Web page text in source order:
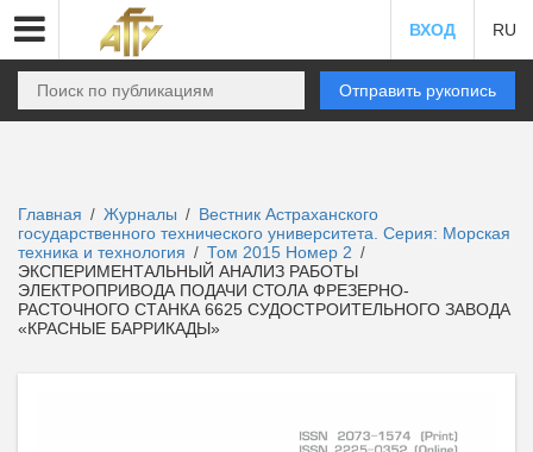
ВХОД RU
Отправить рукопись
Главная / Журналы / Вестник Астраханского
государственного технического университета. Серия: Морская
техника и технология / Том 2015 Номер 2 /
ЭКСПЕРИМЕНТАЛЬНЫЙ АНАЛИЗ РАБОТЫ
ЭЛЕКТРОПРИВОДА ПОДАЧИ СТОЛА ФРЕЗЕРНО-
РАСТОЧНОГО СТАНКА 6625 СУДОСТРОИТЕЛЬНОГО ЗАВОДА
«КРАСНЫЕ БАРРИКАДЫ»